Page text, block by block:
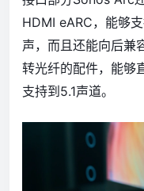
HDMI eARC，能够
声，而且还能向后兼
转光纤的配件，能够
支持到5.1声道。